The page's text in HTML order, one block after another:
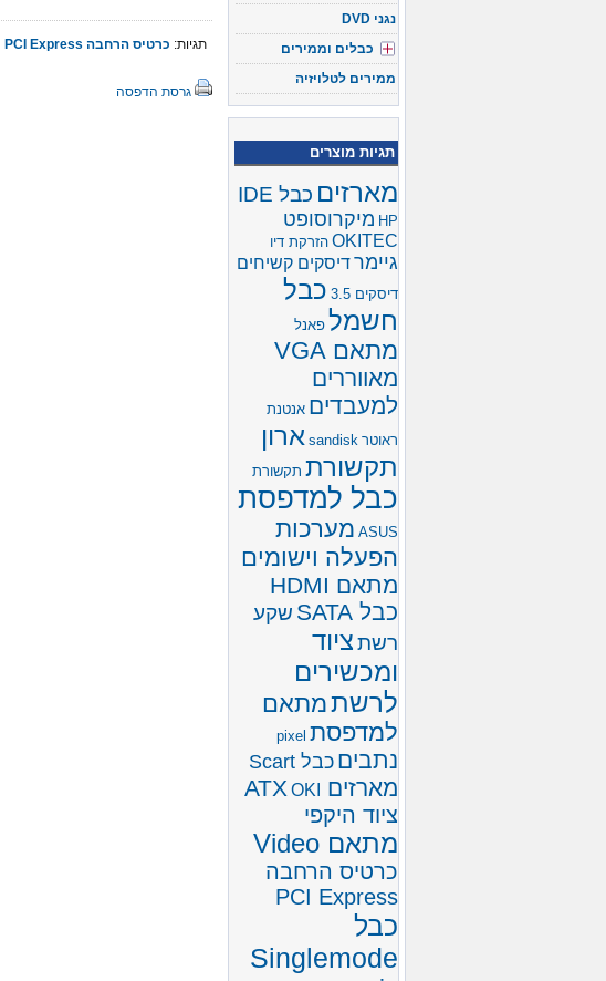
תגיות: כרטיס הרחבה PCI Express
גרסת הדפסה
נגני DVD
כבלים וממירים
ממירים לטלויזיה
תגיות מוצרים
מארזים כבל IDE
HP מיקרוסופט
OKITEC הזרקת דיו
גיימרדיסקים קשיחים
דיסקים 3.5
כבל
חשמל פאנל
מתאם VGA
מאווררים
למעבדים אנטנת
ראוטר sandisk ארון
תקשורת תקשורת
כבל למדפסת
ASUS מערכות
הפעלה וישומים
מתאם HDMI
כבל SATA
שקע
רשתציוד
ומכשירים
לרשתמתאם
למדפסת pixel
נתבים כבל Scart
מארזים ATX OKI
ציוד היקפי
מתאם Video
כרטיס הרחבה
PCI Express
כבל
Singlemode